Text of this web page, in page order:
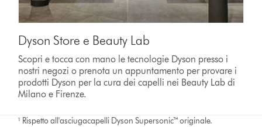
Dyson Store e Beauty Lab
Scopri e tocca con mano le tecnologie Dyson presso i
nostri negozi o prenota un appuntamento per provare i
prodotti Dyson per la cura dei capelli nei Beauty Lab di
Milano e Firenze.
¹ Rispetto all'asciugacapelli Dyson Supersonic™ originale.